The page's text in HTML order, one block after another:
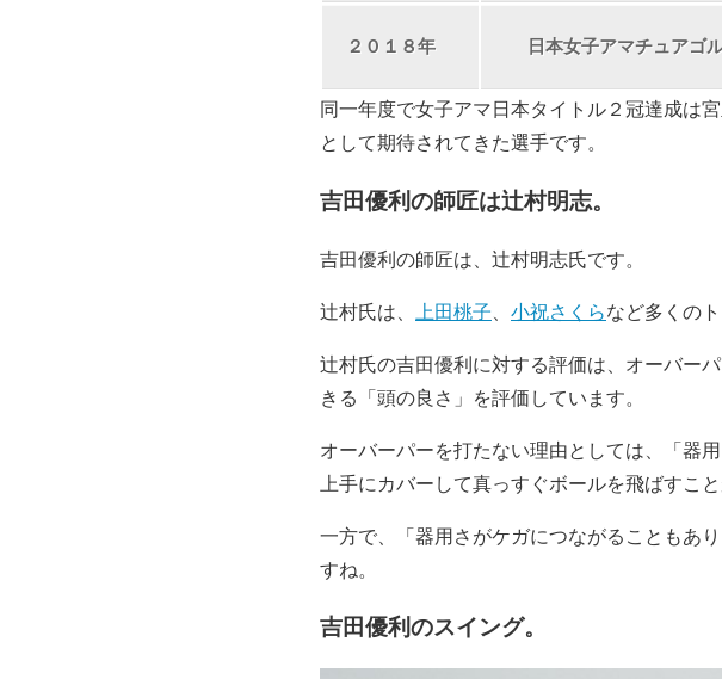
２０１８年 日本女子アマチュアゴ
同一年度で女子アマ日本タイトル２冠達成は
として期待されてきた選手です。
吉田優利の師匠は辻村明志。
吉田優利の師匠は、辻村明志氏です。
辻村氏は、 上田桃子 小祝さくらなど多くの
辻村氏の吉田優利に対する評価は、オーバー
きる「頭の良さ」を評価しています。
オーバーパーを打たない理由としては、「器
上手にカバーして真っすぐボールを飛ばすこ
一方で、「器用さがケガにつながることもあ
すね。
吉田優利のスイング。